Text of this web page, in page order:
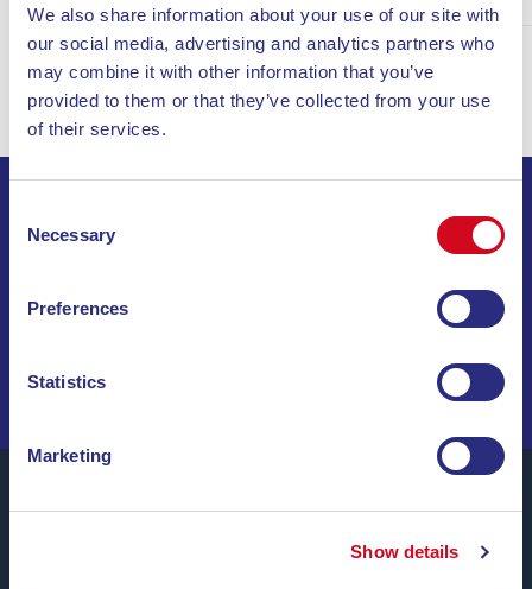
We also share information about your use of our site with
our social media, advertising and analytics partners who
may combine it with other information that you’ve
provided to them or that they’ve collected from your use
of their services.
Selection
Necessary
Preferences
Statistics
Marketing
Show details
ISCRIVITI ALLA NEWSLETTER
INVIA
NAVIGA TRA OFFERTE SPECIALI, DESTINAZIONI DA
SOGNO E CONSIGLI DI VIAGGIO!